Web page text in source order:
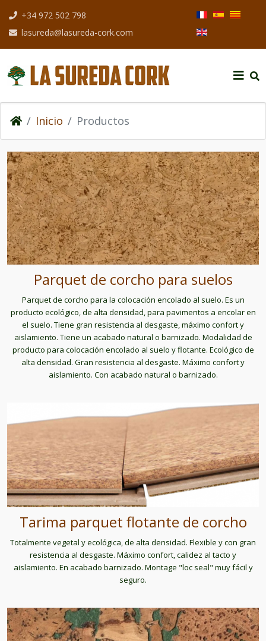
+34 972 502 798
lasureda@lasureda-cork.com
Seleccione su
Inicio Productos
Parquet de corcho para suelos
Parquet de corcho para la colocación encolado al suelo. Es un
producto ecológico, de alta densidad, para pavimentos a encolar en
el suelo. Tiene gran resistencia al desgaste, máximo confort y
aislamiento. Tiene un acabado natural o barnizado. Modalidad de
producto para colocación encolado al suelo y flotante. Ecológico de
alta densidad. Gran resistencia al desgaste. Máximo confort y
aislamiento. Con acabado natural o barnizado.
Tarima parquet flotante de corcho
Totalmente vegetal y ecológica, de alta densidad. Flexible y con gran
resistencia al desgaste. Máximo confort, calidez al tacto y
aislamiento. En acabado barnizado. Montage "loc seal" muy fácil y
seguro.